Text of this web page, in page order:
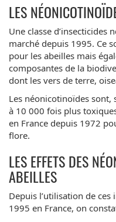
LES
Une classe d’insecticides
marché depuis 1995. Ce
pour les abeilles mais
composantes de la
dont les vers de terre,
Les néonicotinoïdes sont,
à 10 000 fois plus
en France depuis 1972
flore.
LES EFFETS DES
ABEILLES
Depuis l’utilisation de
1995 en France, on